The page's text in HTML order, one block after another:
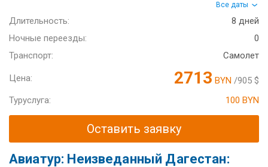
Все даты
Длительность:
8 дней
Ночные переезды:
0
Транспорт:
Самолет
Цена: 2713 BYN /905 $
Туруслуга:
100 BYN
Оставить заявку
Авиатур: Неизведанный Дагестан: